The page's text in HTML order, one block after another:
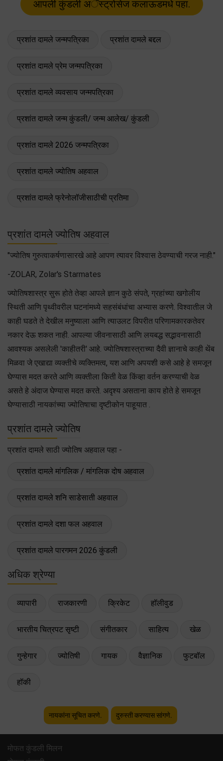
प्रशांत दामले जन्मपत्रिका प्रशांत दामले बद्दल
प्रशांत दामले प्रेम जन्मपत्रिका
प्रशांत दामले व्यवसाय जन्मपत्रिका
प्रशांत दामले जन्म कुंडली/ जन्म आलेख/ कुंडली
प्रशांत दामले 2026 जन्मपत्रिका
प्रशांत दामले ज्योतिष अहवाल
प्रशांत दामले फ्रेनोलॉजीसाठीची प्रतिमा
प्रशांत दामले ज्योतिष अहवाल
"ज्योतिष गुरुत्वाकर्षणासारखे आहे आपण त्यावर विश्वास ठेवण्याची गरज नाही."
-ZOLAR, Zolar's Starmates
ज्योतिषशास्त्र सुरू होते तेव्हा आपले ज्ञान कुठे संपते, ग्रहांच्या खगोलीय
स्थिती आणि पृथ्वीवरील घटनांमध्ये सहसंबंधांचा अभ्यास करणे. विश्वातील जे
काही घडते ते देखील मनुष्याला आणि त्याउलट विपरीत परिणामकारकतेवर
नकार देऊ शकत नाही. आपल्या जीवनासाठी आणि लयबद्ध सद्भावनासाठी
आवश्यक असलेली 'काहीतरी' आहे. ज्योतिषशास्त्राच्या दैवी ज्ञानाचे काही थेंब
मिळवा जे एखाद्या व्यक्तीचे व्यक्तिमत्व, यश आणि अपयशी कसे आहे हे समजून
घेण्यास मदत करते आणि व्यक्तीला किती वेळ किंव्हा वर्तन करण्याची वेळ
असते हे अंदाज घेण्यास मदत करते. अदृश्य असताना काय होते हे समजून
घेण्यासाठी नायकांच्या ज्योतिषाचा दृष्टीकोन पाहूयात .
प्रशांत दामले ज्योतिष
प्रशांत दामले साठी ज्योतिष अहवाल पहा -
प्रशांत दामले मांगलिक / मांगलिक दोष अहवाल
प्रशांत दामले शनि साडेसाती अहवाल
प्रशांत दामले दशा फल अहवाल
प्रशांत दामले पारगमन 2026 कुंडली
अधिक श्रेण्या
व्यापारी राजकारणी क्रिकेट हॉलीवुड
भारतीय चित्रपट सृष्टी संगीतकार साहित्य खेळ
गुन्हेगार ज्योतिषी गायक वैज्ञानिक फुटबॉल
हॉकी
नायकांना सूचित करणे. दुरुस्ती करण्यास सांगणे.
मोफत कुंडली मिलन